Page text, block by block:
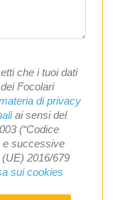
che i tuoi dati
Focolari
di privacy
ai sensi del
(“Codice
e successive
2016/679
sui cookies